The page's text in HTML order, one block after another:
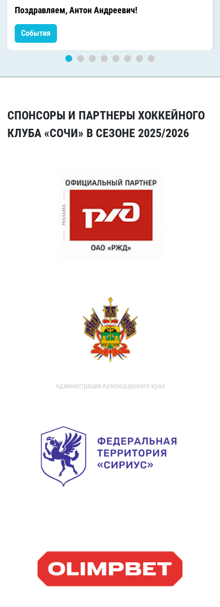
Поздравляем, Антон Андреевич!
События
СПОНСОРЫ И ПАРТНЕРЫ ХОККЕЙНОГО
КЛУБА «СОЧИ» В СЕЗОНЕ 2025/2026
Администрация Краснодарского края